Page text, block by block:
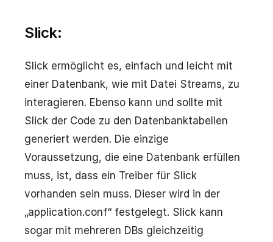
Slick:
Slick ermöglicht es, einfach und leicht mit
einer Datenbank, wie mit Datei Streams, zu
interagieren. Ebenso kann und sollte mit
Slick der Code zu den Datenbanktabellen
generiert werden. Die einzige
Voraussetzung, die eine Datenbank erfüllen
muss, ist, dass ein Treiber für Slick
vorhanden sein muss. Dieser wird in der
„application.conf“ festgelegt. Slick kann
sogar mit mehreren DBs gleichzeitig